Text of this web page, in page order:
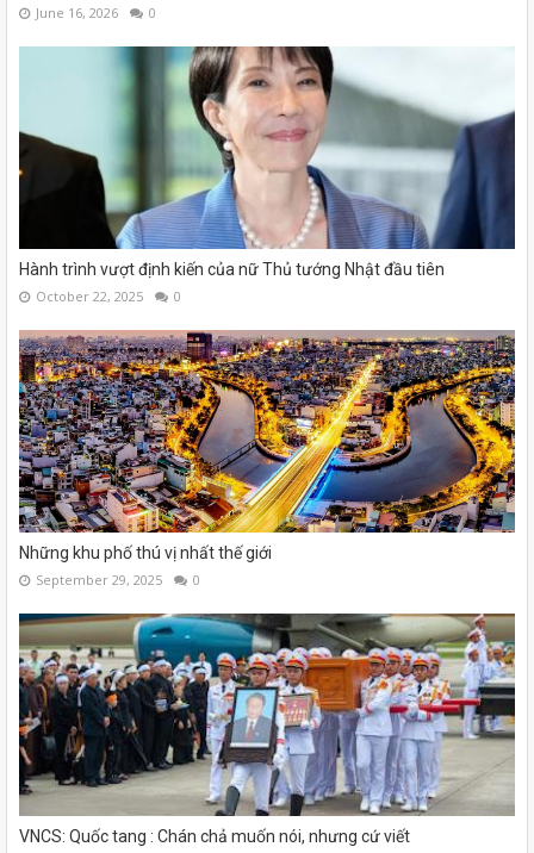
June 16, 2026 0
Hành trình vượt định kiến của nữ Thủ tướng Nhật đầu tiên
October 22, 2025 0
Những khu phố thú vị nhất thế giới
September 29, 2025 0
VNCS: Quốc tang : Chán chả muốn nói, nhưng cứ viết